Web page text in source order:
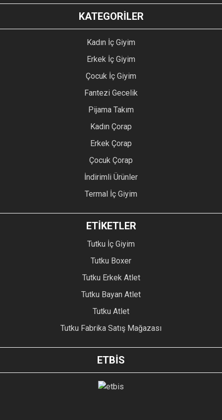
KATEGORİLER
Kadın İç Giyim
Erkek İç Giyim
Çocuk İç Giyim
Fantezi Gecelik
Pijama Takım
Kadın Çorap
Erkek Çorap
Çocuk Çorap
İndirimli Ürünler
Termal İç Giyim
ETİKETLER
Tutku İç Giyim
Tutku Boxer
Tutku Erkek Atlet
Tutku Bayan Atlet
Tutku Atlet
Tutku Fabrika Satış Mağazası
ETBİS